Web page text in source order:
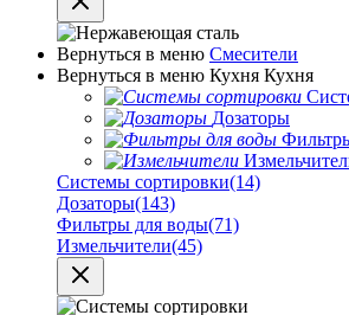
Вернуться в меню Смесители
Вернуться в меню Кухня Кухня
Дозаторы
Системы сортировки(14)
Дозаторы(143)
Фильтры для воды(71)
Измельчители(45)